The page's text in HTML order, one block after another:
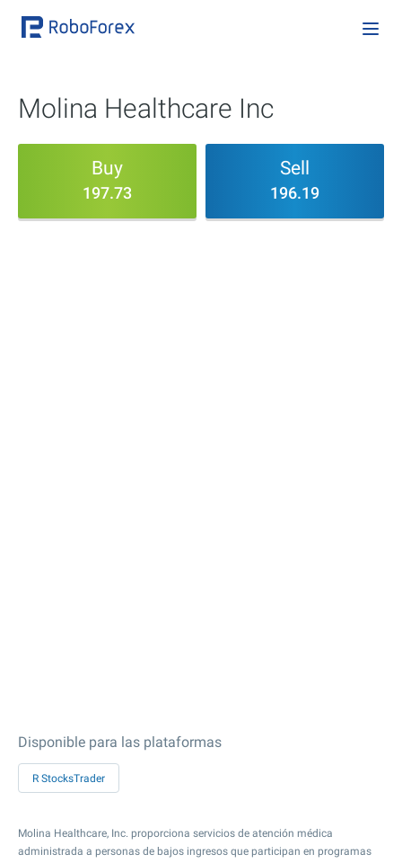
Molina Healthcare Inc
Buy
197.73
Sell
196.19
Disponible para las plataformas
R StocksTrader
Molina Healthcare, Inc. proporciona servicios de atención médica
administrada a personas de bajos ingresos que participan en programas